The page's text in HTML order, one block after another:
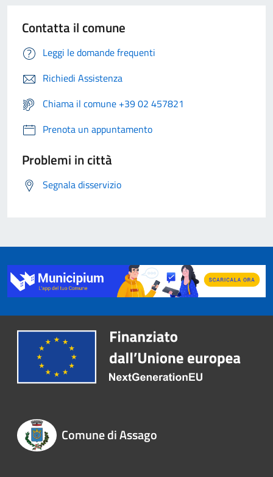
Contatta il comune
Leggi le domande frequenti
Richiedi Assistenza
Chiama il comune +39 02 457821
Prenota un appuntamento
Problemi in città
Segnala disservizio
Comune di Assago